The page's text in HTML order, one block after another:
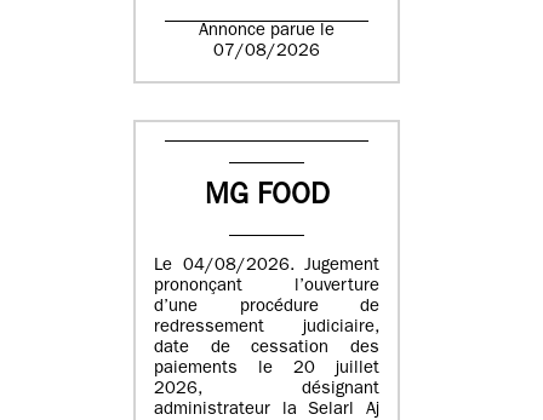
Annonce parue le
07/08/2026
MG FOOD
Le 04/08/2026. Jugement
prononçant l’ouverture
d’une procédure de
redressement judiciaire,
date de cessation des
paiements le 20 juillet
2026, désignant
administrateur la Selarl Aj